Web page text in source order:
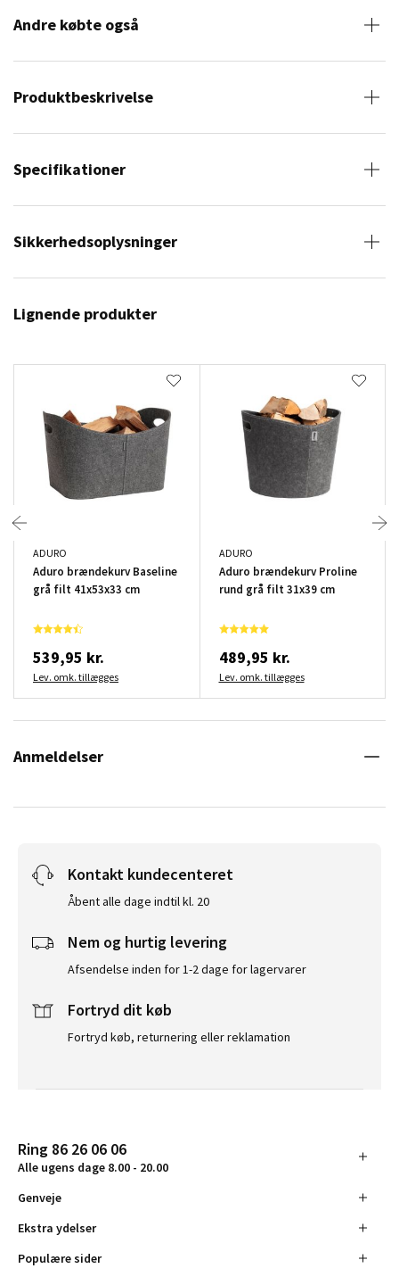
Andre købte også
Produktbeskrivelse
Specifikationer
Sikkerhedsoplysninger
Lignende produkter
ADURO
Aduro brændekurv Baseline
grå filt 41x53x33 cm
539,95 kr.
Lev. omk. tillægges
ADURO
Aduro brændekurv Proline
rund grå filt 31x39 cm
489,95 kr.
Lev. omk. tillægges
Anmeldelser
Kontakt kundecenteret
Åbent alle dage indtil kl. 20
Nem og hurtig levering
Afsendelse inden for 1-2 dage for lagervarer
Fortryd dit køb
Fortryd køb, returnering eller reklamation
Ring 86 26 06 06
Alle ugens dage 8.00 - 20.00
Genveje
Ekstra ydelser
Populære sider